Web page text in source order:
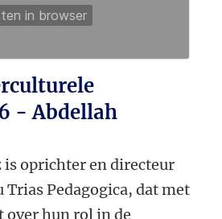
- Abdellah
is oprichter en directeur
Trias Pedagogica, dat met
over hun rol in de